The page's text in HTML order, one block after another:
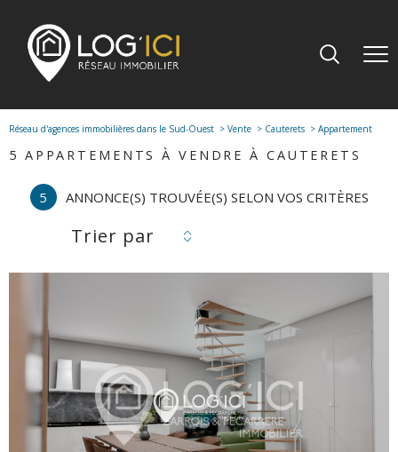
Réseau d'agences immobilières dans le Sud-Ouest Vente Cauterets Appartement
5 APPARTEMENTS À VENDRE À CAUTERETS
5 ANNONCE(S) TROUVÉE(S) SELON VOS CRITÈRES
Trier par
voir le
bien